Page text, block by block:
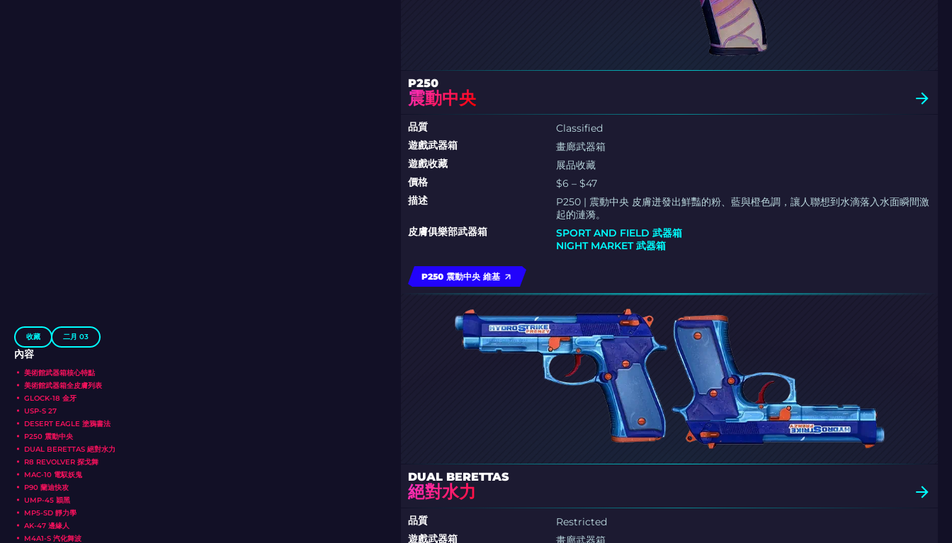
收藏 二月 03
內容
美術館武器箱核心特點
美術館武器箱全皮膚列表
GLOCK-18 金牙
USP-S 27
DESERT EAGLE 塗鴉書法
P250 震動中央
DUAL BERETTAS 絕對水力
R8 REVOLVER 探戈舞
MAC-10 電馭妖鬼
P90 蘭迪快攻
UMP-45 穎黑
MP5-SD 靜力學
AK-47 邊緣人
M4A1-S 汽化舞波
P250
震動中央
品質
Classified
遊戲武器箱
畫廊武器箱
遊戲收藏
展品收藏
價格
$6 – $47
描述
P250 | 震動中央 皮膚迸發出鮮豔的粉、藍與橙色調，讓人聯想到水滴落入水面瞬間激
起的漣漪。
皮膚俱樂部武器箱
SPORT AND FIELD 武器箱
NIGHT MARKET 武器箱
P250 震動中央 維基
DUAL BERETTAS
絕對水力
品質
Restricted
遊戲武器箱
畫廊武器箱